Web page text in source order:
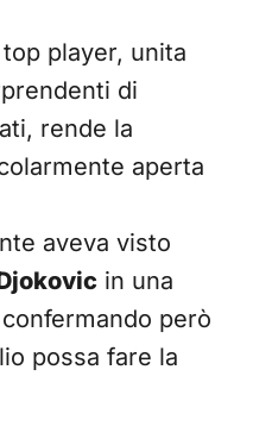
top player, unita
di
rende la
aperta
aveva visto
in una
però
possa fare la